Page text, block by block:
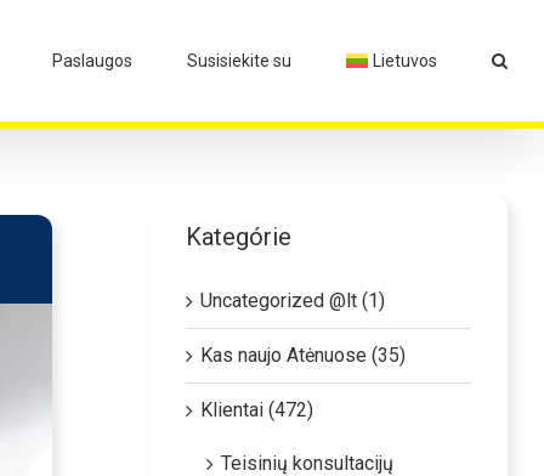
Paslaugos Susisiekite su Lietuvos
Kategórie
Uncategorized @lt (1)
Kas naujo Atėnuose (35)
Klientai (472)
Teisinių konsultacijų